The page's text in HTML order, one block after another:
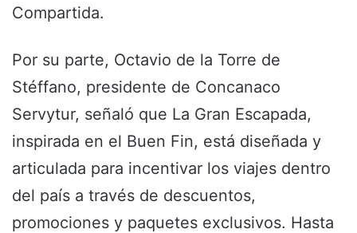
Compartida.
Por su parte, Octavio de la Torre de
Stéffano, presidente de Concanaco
Servytur, señaló que La Gran Escapada,
inspirada en el Buen Fin, está diseñada y
articulada para incentivar los viajes dentro
del país a través de descuentos,
promociones y paquetes exclusivos. Hasta